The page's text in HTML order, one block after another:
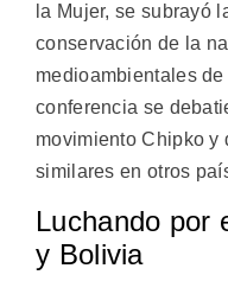
la Mujer, se subrayó
conservación de la
medioambientales
conferencia se
movimiento Chipko y
similares en otros
Luchando por
y Bolivia